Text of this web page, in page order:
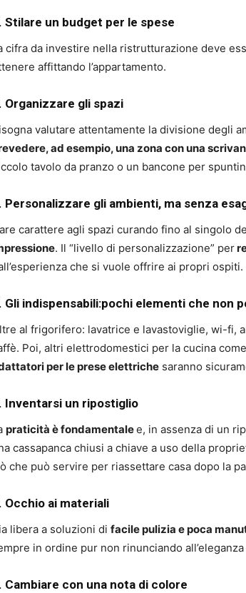
Stilare un budget per le spese
cifra da investire nella ristrutturazione deve
affittando l’appartamento.
Organizzare gli spazi
valutare attentamente la divisione degli
ad esempio, una zona con una
tavolo da pranzo o un bancone per
Personalizzare gli ambienti, ma senza
carattere agli spazi curando fino al singolo
. Il “livello di personalizzazione” per
che si vuole offrire ai propri ospiti.
Gli indispensabili:pochi elementi che non
al frigorifero: lavatrice e lavastoviglie, wi-fi,
Poi, altri elettrodomestici per la cucina
per le prese elettriche saranno
Inventarsi un ripostiglio
praticità è fondamentalee, in assenza di un
cassapanca chiusi a chiave a uso della
che può servire per riassettare casa dopo la
Occhio ai materiali
libera a soluzioni di facile pulizia e poca
in ordine pur non rinunciando all’eleganza
Cambiare con una nota di colore